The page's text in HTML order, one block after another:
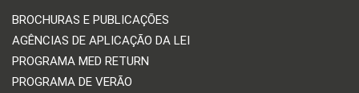
BROCHURAS E PUBLICAÇÕES
AGÊNCIAS DE APLICAÇÃO DA LEI
PROGRAMA MED RETURN
PROGRAMA DE VERÃO